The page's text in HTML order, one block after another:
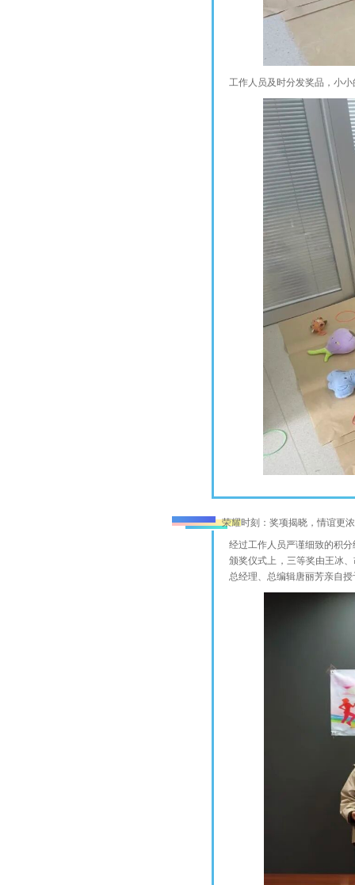
工作人员及时分发奖品，小
荣耀时刻：奖项揭晓，情谊更浓
经过工作人员严谨细致的积
颁奖仪式上，三等奖由王冰
总经理、总编辑唐丽芳亲自授